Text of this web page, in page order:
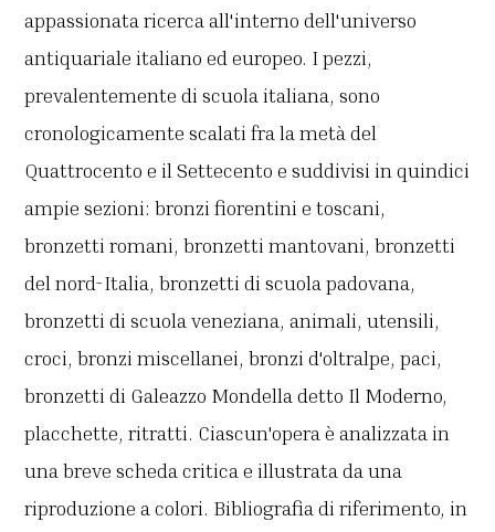
appassionata ricerca all'interno dell'universo
antiquariale italiano ed europeo. I pezzi,
prevalentemente di scuola italiana, sono
cronologicamente scalati fra la metà del
Quattrocento e il Settecento e suddivisi in quindici
ampie sezioni: bronzi fiorentini e toscani,
bronzetti romani, bronzetti mantovani, bronzetti
del nord-Italia, bronzetti di scuola padovana,
bronzetti di scuola veneziana, animali, utensili,
croci, bronzi miscellanei, bronzi d'oltralpe, paci,
bronzetti di Galeazzo Mondella detto Il Moderno,
placchette, ritratti. Ciascun'opera è analizzata in
una breve scheda critica e illustrata da una
riproduzione a colori. Bibliografia di riferimento, in